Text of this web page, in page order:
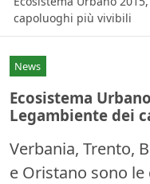
capoluoghi più vivibili
News
Ecosistema
Legambiente dei
Verbania, Trento,
e Oristano sono